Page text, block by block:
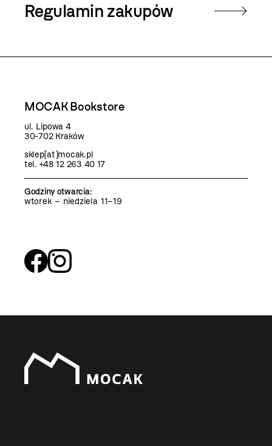
Regulamin zakupów
MOCAK Bookstore
ul. Lipowa 4
30-702 Kraków
sklep[at]mocak.pl
tel. +48 12 263 40 17
Godziny otwarcia:
wtorek – niedziela 11–19